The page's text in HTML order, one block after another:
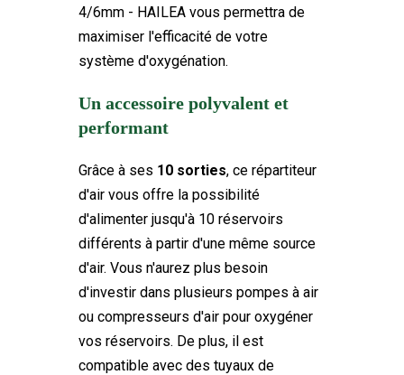
4/6mm - HAILEA vous permettra de
maximiser l'efficacité de votre
système d'oxygénation.
Un accessoire polyvalent et
performant
Grâce à ses 10 sorties, ce répartiteur
d'air vous offre la possibilité
d'alimenter jusqu'à 10 réservoirs
différents à partir d'une même source
d'air. Vous n'aurez plus besoin
d'investir dans plusieurs pompes à air
ou compresseurs d'air pour oxygéner
vos réservoirs. De plus, il est
compatible avec des tuyaux de